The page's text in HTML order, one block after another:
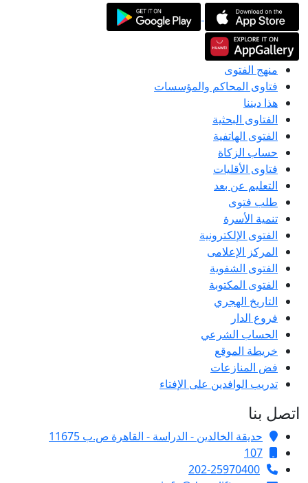
منهج الفتوى
فتاوى المحاكم والمؤسسات
هذا ديننا
الفتاوى البحثية
الفتوى الهاتفية
حساب الزكاة
فتاوى الأقليات
التعليم عن بعد
طلب فتوى
تنمية الأسرة
الفتوى الإلكترونية
المركز الإعلامى
الفتوى الشفوية
الفتوى المكتوبة
التاريخ الهجري
فروع الدار
الحساب الشرعي
خريطة الموقع
فض المنازعات
تدريب الوافدين على الإفتاء
اتصل بنا
حديقة الخالدين - الدراسة - القاهرة ص.ب 11675
107
202-25970400